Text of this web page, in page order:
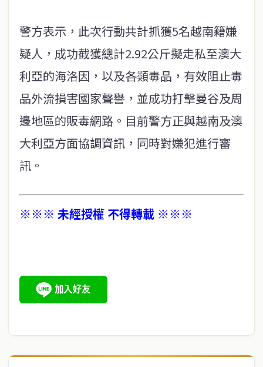
警方表示，此次行動共計抓獲5名越南籍嫌
疑人，成功截獲總計2.92公斤擬走私至澳大
利亞的海洛因，以及各類毒品，有效阻止毒
品外流損害國家聲譽，並成功打擊曼谷及周
邊地區的販毒網路。目前警方正與越南及澳
大利亞方面協調資訊，同時對嫌犯進行審
訊。
※※※ 未經授權 不得轉載 ※※※